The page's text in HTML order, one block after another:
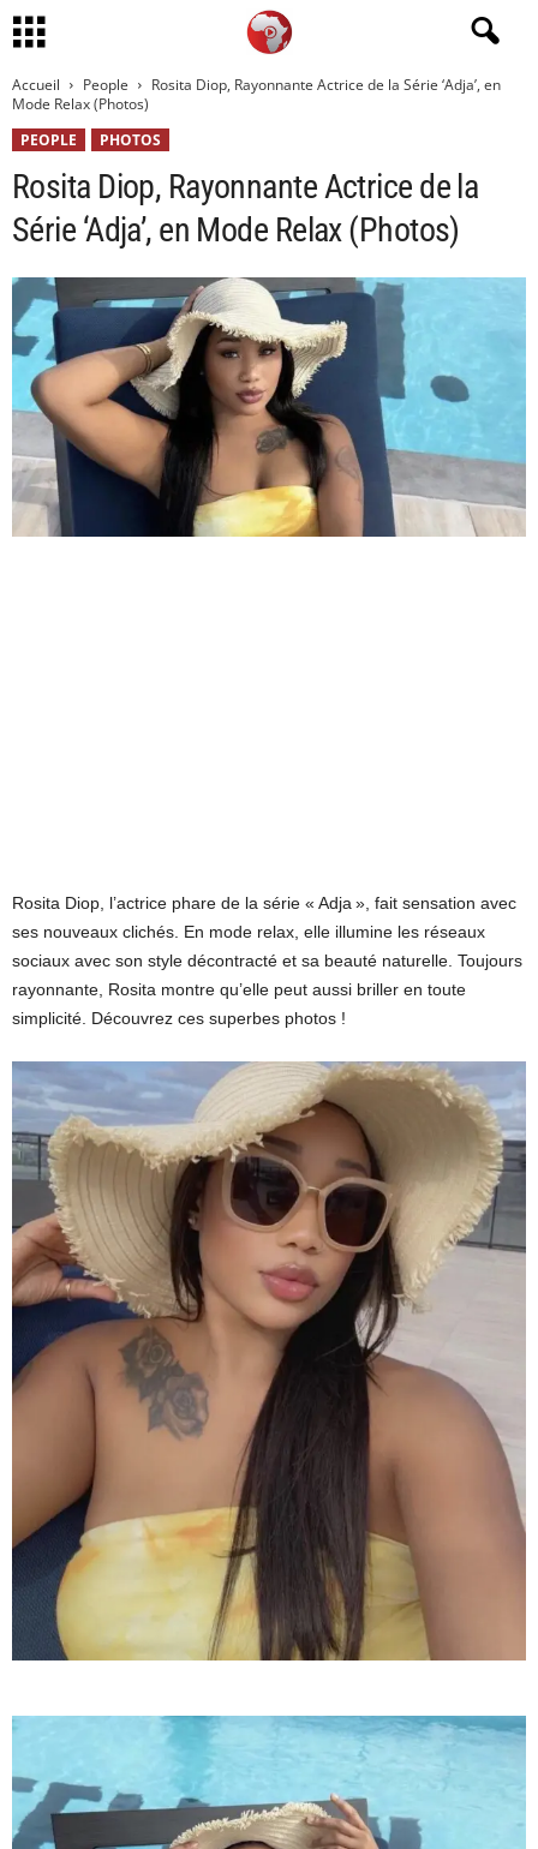
Accueil People
Rosita Diop, Rayonnante Actrice de la Série ‘Adja’, en
Mode Relax (Photos)
PEOPLE
PHOTOS
Rosita Diop, Rayonnante Actrice de la
Série ‘Adja’, en Mode Relax (Photos)
Rosita Diop, l’actrice phare de la série « Adja », fait sensation avec
ses nouveaux clichés. En mode relax, elle illumine les réseaux
sociaux avec son style décontracté et sa beauté naturelle. Toujours
rayonnante, Rosita montre qu’elle peut aussi briller en toute
simplicité. Découvrez ces superbes photos !